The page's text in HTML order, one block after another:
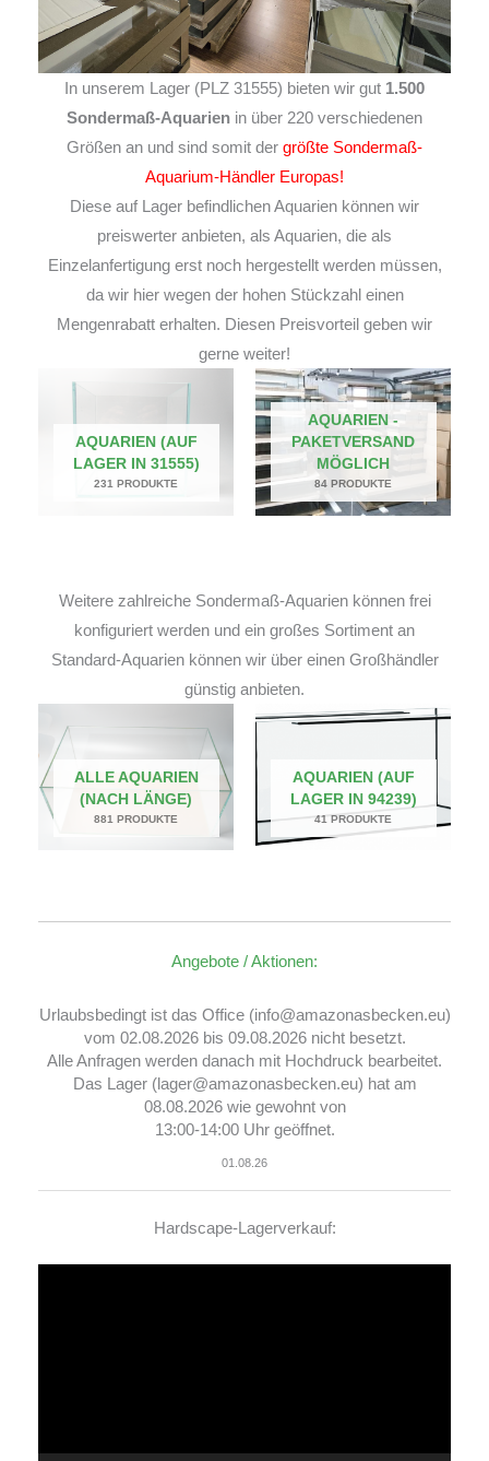
In unserem Lager (PLZ 31555) bieten wir gut 1.500
Sondermaß-Aquarien in über 220 verschiedenen
Größen an und sind somit der größte Sondermaß-
Aquarium-Händler Europas!
Diese auf Lager befindlichen Aquarien können wir
preiswerter anbieten, als Aquarien, die als
Einzelanfertigung erst noch hergestellt werden müssen,
da wir hier wegen der hohen Stückzahl einen
Mengenrabatt erhalten. Diesen Preisvorteil geben wir
gerne weiter!
AQUARIEN (AUF
LAGER IN 31555)
231 PRODUKTE
AQUARIEN -
PAKETVERSAND
MÖGLICH
84 PRODUKTE
Weitere zahlreiche Sondermaß-Aquarien können frei
konfiguriert werden und ein großes Sortiment an
Standard-Aquarien können wir über einen Großhändler
günstig anbieten.
ALLE AQUARIEN
(NACH LÄNGE)
881 PRODUKTE
AQUARIEN (AUF
LAGER IN 94239)
41 PRODUKTE
Angebote / Aktionen:
Urlaubsbedingt ist das Office (info@amazonasbecken.eu)
vom 02.08.2026 bis 09.08.2026 nicht besetzt.
Alle Anfragen werden danach mit Hochdruck bearbeitet.
Das Lager (lager@amazonasbecken.eu) hat am
08.08.2026 wie gewohnt von
13:00-14:00 Uhr geöffnet.
01.08.26
Hardscape-Lagerverkauf: